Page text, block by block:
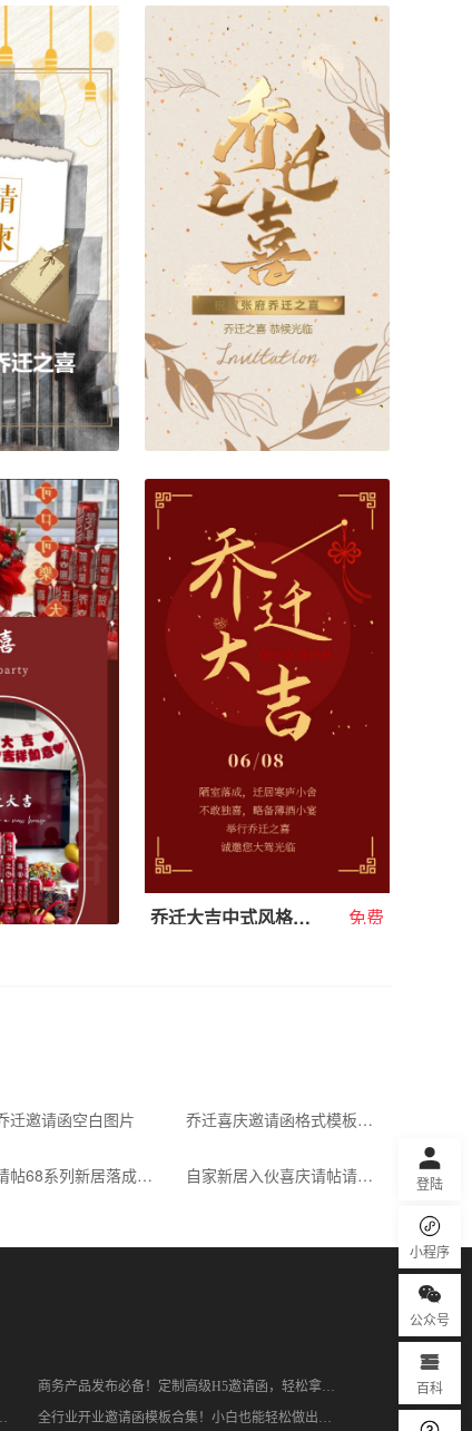
登陆
小程序
公众号
百科
乔迁新居宴会新居入伙温暖请柬邀请函 免费 免费
乔迁大吉中式风格乔迁新居邀请函请柬 免费
迁邀请函空白图片 乔迁喜庆邀请函格式模板喜帖
喜庆请帖68系列新居落成请柬请帖喜帖 自家新居入伙喜庆请帖请柬工艺蝴蝶结
商务产品发布必备！定制高级H5邀请函，轻松拿捏品牌质感
模板一键定制，轻松出圈 全行业开业邀请函模板合集！小白也能轻松做出高级开业请柬